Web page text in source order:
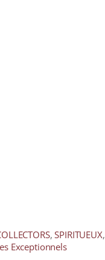
,SPIRITUEUX,
Exceptionnels